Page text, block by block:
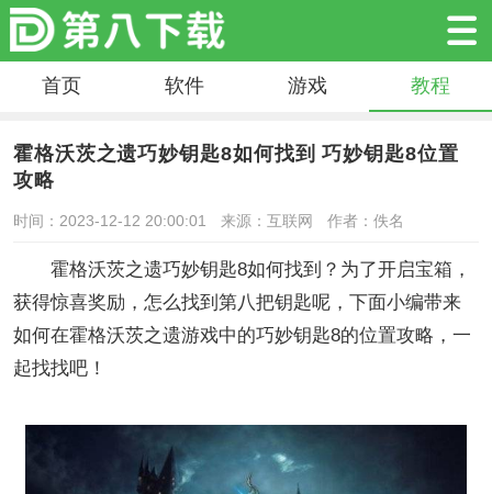
首页 软件 游戏 教程
霍格沃茨之遗巧妙钥匙8如何找到 巧妙钥匙8位置
攻略
时间：2023-12-12 20:00:01 来源：互联网 作者：佚名
霍格沃茨之遗巧妙钥匙8如何找到？为了开启宝箱，
获得惊喜奖励，怎么找到第八把钥匙呢，下面小编带来
如何在霍格沃茨之遗游戏中的巧妙钥匙8的位置攻略，一
起找找吧！